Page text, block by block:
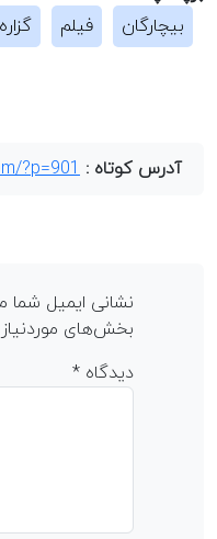
بیچارگان
فیلم گزاره
آدرس کوتاه : ?p=901
نشانی ایمیل شما
بخش‌های
دیدگاه*